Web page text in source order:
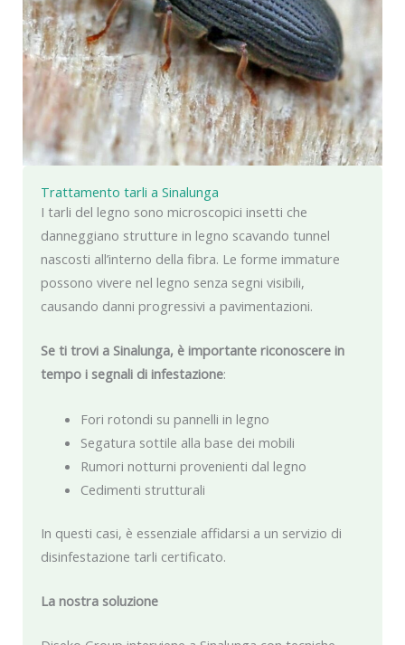
Trattamento tarli a Sinalunga
I tarli del legno sono microscopici insetti che
danneggiano strutture in legno scavando tunnel
nascosti all’interno della fibra. Le forme immature
possono vivere nel legno senza segni visibili,
causando danni progressivi a pavimentazioni.
Se ti trovi a Sinalunga, è importante riconoscere in
tempo i segnali di infestazione:
Fori rotondi su pannelli in legno
Segatura sottile alla base dei mobili
Rumori notturni provenienti dal legno
Cedimenti strutturali
In questi casi, è essenziale affidarsi a un servizio di
disinfestazione tarli certificato.
La nostra soluzione